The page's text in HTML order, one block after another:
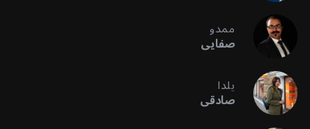
ممدو
صفایی
یلدا
صادقی